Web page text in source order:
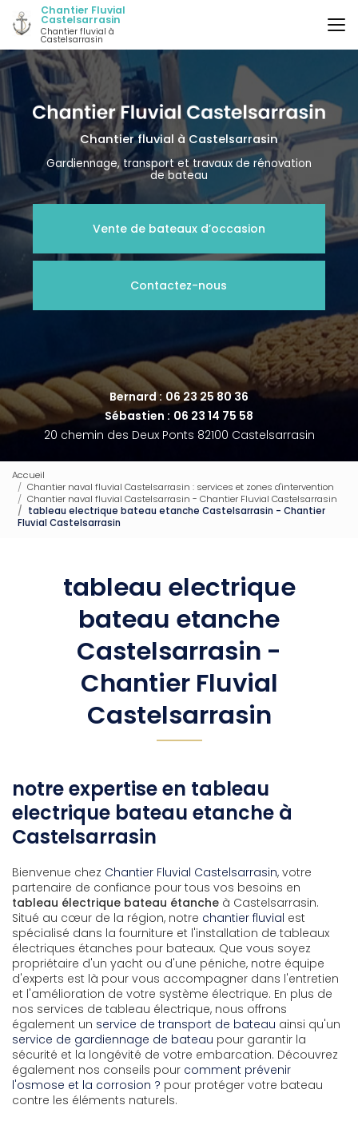
Aller
au
contenu
principal
Chantier Fluvial
Castelsarrasin
Chantier fluvial à
Castelsarrasin
Chantier fluvial à Castelsarrasin
Gardiennage, transport et travaux de rénovation
de bateau
Vente de bateaux d’occasion
Contactez-nous
Bernard : 06 23 25 80 36
Sébastien : 06 23 14 75 58
20 chemin des Deux Ponts 82100 Castelsarrasin
Accueil
Chantier naval fluvial Castelsarrasin : services et zones d'intervention
Chantier naval fluvial Castelsarrasin - Chantier Fluvial Castelsarrasin
tableau electrique bateau etanche Castelsarrasin - Chantier
Fluvial Castelsarrasin
tableau electrique
bateau etanche
Castelsarrasin -
Chantier Fluvial
Castelsarrasin
notre expertise en tableau
electrique bateau etanche à
Castelsarrasin
Bienvenue chez Chantier Fluvial Castelsarrasin, votre
partenaire de confiance pour tous vos besoins en
tableau électrique bateau étanche à Castelsarrasin.
Situé au cœur de la région, notre chantier fluvial est
spécialisé dans la fourniture et l'installation de tableaux
électriques étanches pour bateaux. Que vous soyez
propriétaire d'un yacht ou d'une péniche, notre équipe
d'experts est là pour vous accompagner dans l'entretien
et l'amélioration de votre système électrique. En plus de
nos services de tableau électrique, nous offrons
également un service de transport de bateau ainsi qu'un
service de gardiennage de bateau pour garantir la
sécurité et la longévité de votre embarcation. Découvrez
également nos conseils pour comment prévenir
l'osmose et la corrosion ? pour protéger votre bateau
contre les éléments naturels.